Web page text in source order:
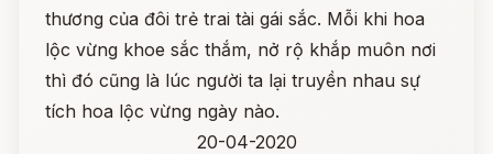
thương của đôi trẻ trai tài gái sắc. Mỗi khi hoa
lộc vừng khoe sắc thắm, nở rộ khắp muôn nơi
thì đó cũng là lúc người ta lại truyền nhau sự
tích hoa lộc vừng ngày nào.
20-04-2020